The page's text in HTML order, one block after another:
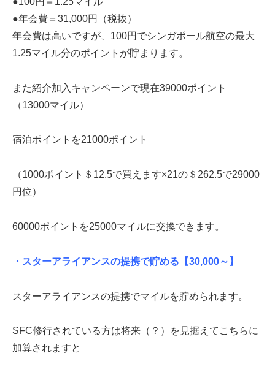
●年会費＝31,000円（税抜）
年会費は高いですが、100円でシンガポール航空の最大
1.25マイル分のポイントが貯まります。
また紹介加入キャンペーンで現在39000ポイント
（13000マイル）
宿泊ポイントを21000ポイント
（1000ポイント＄12.5で買えます×21の＄262.5で29000
円位）
60000ポイントを25000マイルに交換できます。
・スターアライアンスの提携で貯める 【30,000～】
スターアライアンスの提携でマイルを貯められます。
SFC修行されている方は将来（？）を見据えてこちらに
加算されますと